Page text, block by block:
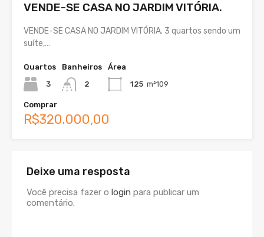
VENDE-SE CASA NO JARDIM VITÓRIA.
VENDE-SE CASA NO JARDIM VITÓRIA. 3 quartos sendo um
suíte,…
Quartos
3
Banheiros
2
Área
125 m²109
Comprar
R$320.000,00
Deixe uma resposta
Você precisa fazer o login para publicar um
comentário.